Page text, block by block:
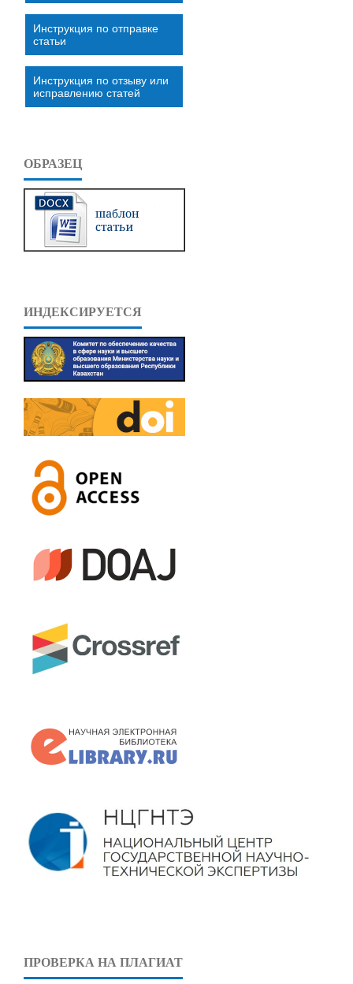
Инструкция по отправке
статьи
Инструкция по отзыву или
исправлению статей
ОБРАЗЕЦ
ИНДЕКСИРУЕТСЯ
ПРОВЕРКА НА ПЛАГИАТ